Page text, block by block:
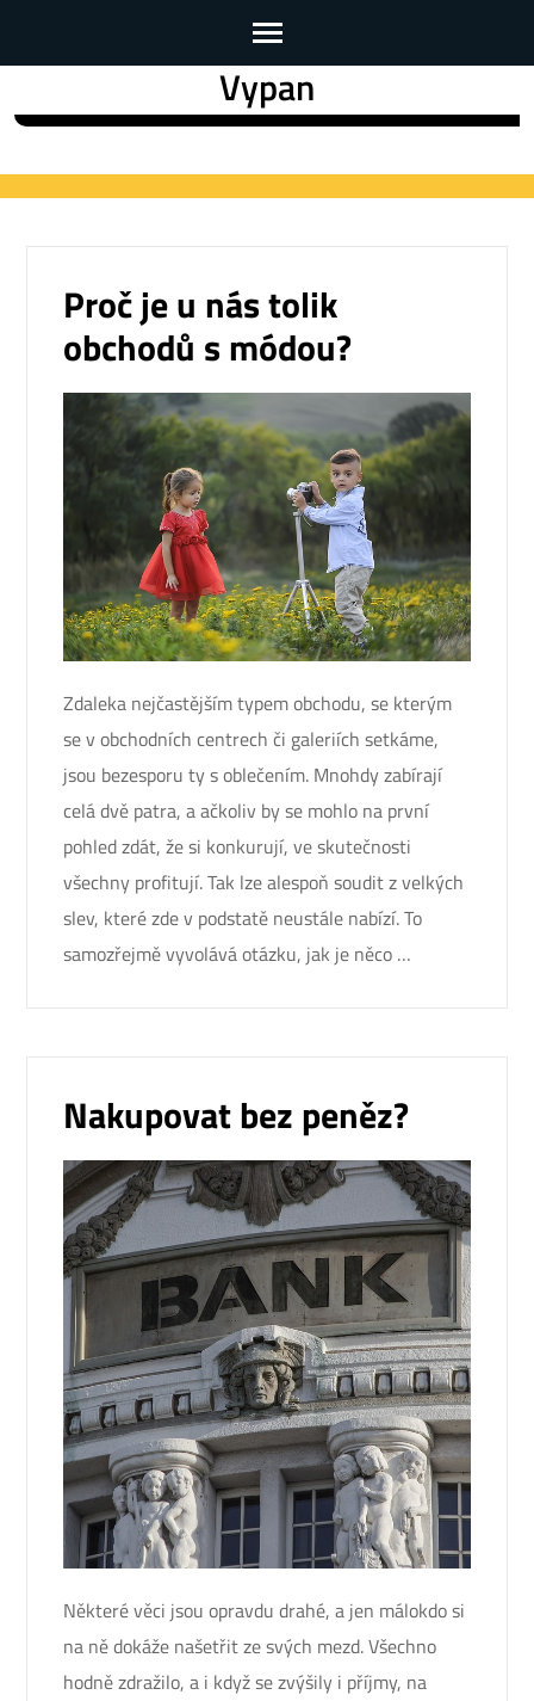
to
Vypan
Proč je u nás tolik
obchodů s módou?
Zdaleka nejčastějším typem obchodu, se kterým
se v obchodních centrech či galeriích setkáme,
jsou bezesporu ty s oblečením. Mnohdy zabírají
celá dvě patra, a ačkoliv by se mohlo na první
pohled zdát, že si konkurují, ve skutečnosti
všechny profitují. Tak lze alespoň soudit z velkých
slev, které zde v podstatě neustále nabízí. To
samozřejmě vyvolává otázku, jak je něco …
Nakupovat bez peněz?
Některé věci jsou opravdu drahé, a jen málokdo si
na ně dokáže našetřit ze svých mezd. Všechno
hodně zdražilo, a i když se zvýšily i příjmy, na